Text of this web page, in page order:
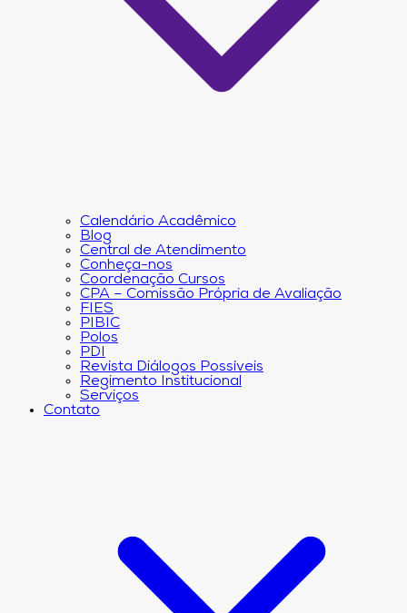
Calendário Acadêmico
Blog
Central de Atendimento
Conheça-nos
Coordenação Cursos
CPA – Comissão Própria de Avaliação
FIES
PIBIC
Polos
PDI
Revista Diálogos Possíveis
Regimento Institucional
Serviços
Contato